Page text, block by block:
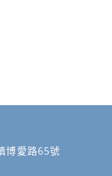
博愛路65號